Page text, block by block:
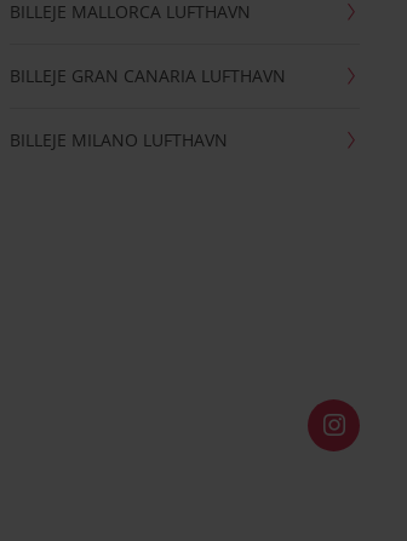
BILLEJE MALLORCA LUFTHAVN
BILLEJE GRAN CANARIA LUFTHAVN
BILLEJE MILANO LUFTHAVN